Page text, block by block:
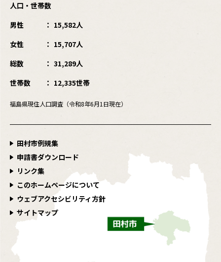
人口・世帯数
男性
15,582人
女性
15,707人
総数
31,289人
世帯数
12,335世帯
福島県現住人口調査（令和8年6月1日現在）
田村市例規集
申請書ダウンロード
リンク集
このホームページについて
ウェブアクセシビリティ方針
サイトマップ